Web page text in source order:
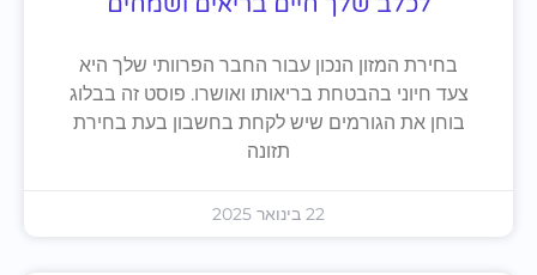
בחירת המזון הנכון עבור החבר הפרוותי שלך היא
צעד חיוני בהבטחת בריאותו ואושרו. פוסט זה בבלוג
בוחן את הגורמים שיש לקחת בחשבון בעת בחירת
תזונה
22 בינואר 2025